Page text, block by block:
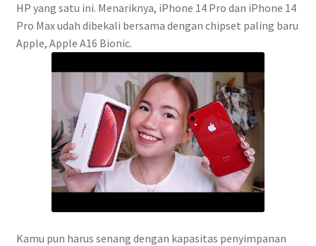
HP yang satu ini. Menariknya, iPhone 14 Pro dan iPhone 14
Pro Max udah dibekali bersama dengan chipset paling baru
Apple, Apple A16 Bionic.
Kamu pun harus senang dengan kapasitas penyimpanan